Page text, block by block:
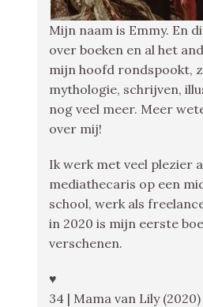
Mijn naam is Emmy. En
over boeken en al het
mijn hoofd rondspookt,
mythologie, schrijven,
nog veel meer. Meer
over mij!
Ik werk met veel plezier
mediathecaris op een
school, werk als
in 2020 is mijn eerste
verschenen.
♥
34 | Mama van Lily